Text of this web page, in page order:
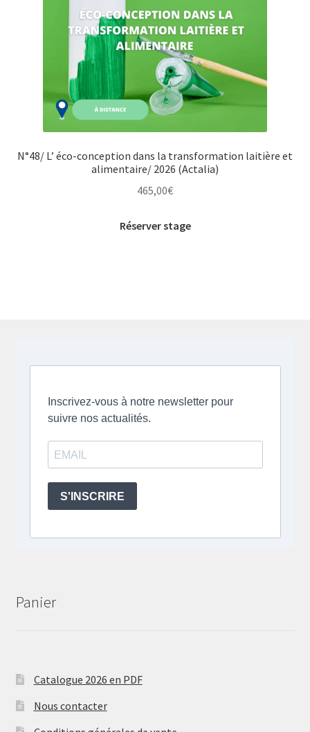
N°48/ L’ éco-conception dans la transformation laitière et
alimentaire/ 2026 (Actalia)
465,00€
Réserver stage
Panier
Catalogue 2026 en PDF
Nous contacter